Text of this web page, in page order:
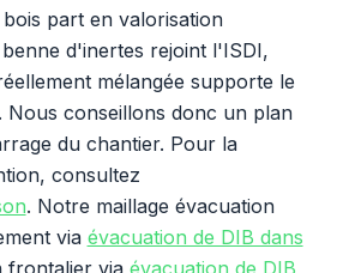
part en valorisation
d'inertes rejoint l'ISDI,
mélangée supporte le
Nous conseillons donc un plan
du chantier. Pour la
consultez
. Notre maillage évacuation
via évacuation de DIB dans
frontalier via évacuation de DIB